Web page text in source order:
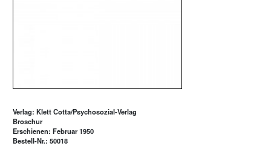
Verlag: Klett Cotta/Psychosozial-Verlag
Broschur
Erschienen: Februar 1950
Bestell-Nr.: 50018